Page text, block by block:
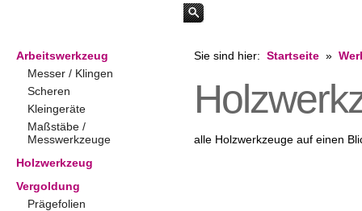
Arbeitswerkzeug
Messer / Klingen
Scheren
Kleingeräte
Maßstäbe /
Messwerkzeuge
Holzwerkzeug
Vergoldung
Prägefolien
Sie sind hier: Startseite »
alle Holzwerkzeuge auf einen